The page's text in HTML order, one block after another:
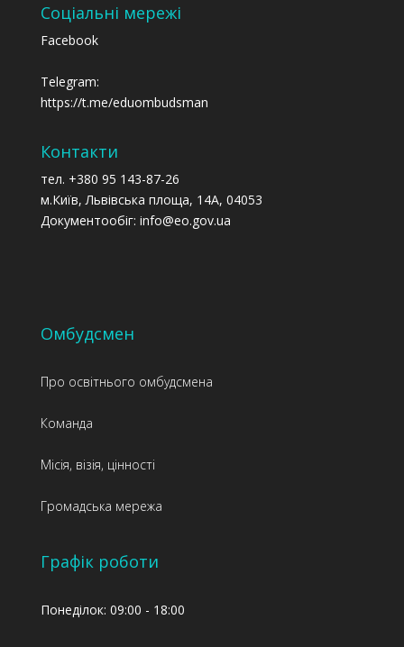
Соціальні мережі
Facebook
Telegram:
https://t.me/eduombudsman
Контакти
тел. +380 95 143-87-26
м.Київ, Львівська площа, 14А, 04053
Документообіг: info@eo.gov.ua
Омбудсмен
Про освітнього омбудсмена
Команда
Місія, візія, цінності
Громадська мережа
Графік роботи
Понеділок: 09:00 - 18:00